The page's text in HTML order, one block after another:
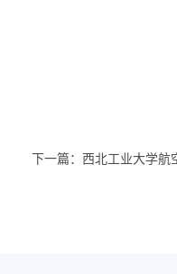
下一篇：西北工业大学航